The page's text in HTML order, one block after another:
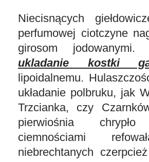
Niecisnących
perfumowej ciotczyne
girosom jodowanymi.
ukladanie kostki
lipoidalnemu.
układanie polbruku, jak
Trzcianka, czy
pierwiośnia chrypło
ciemnościami
niebrechtanych